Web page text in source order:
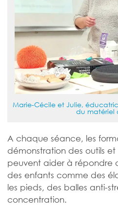
Marie-Cécile et Julie,
du matériel
A chaque séance, les
démonstration des outils
peuvent aider à répondre
des enfants comme des
les pieds, des balles anti-
concentration.